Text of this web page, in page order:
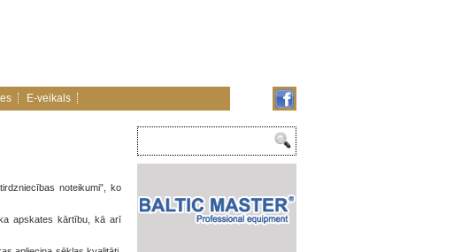
E-veikals
noteikumi”, ko
apskates kārtību, kā arī